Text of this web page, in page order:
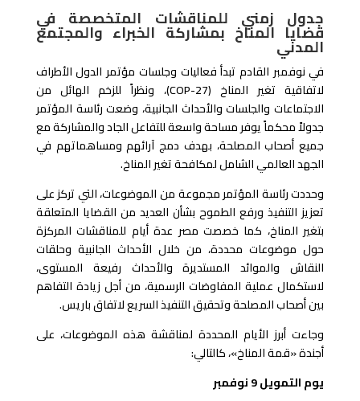
جدول زمني للمناقشات المتخصصة في
قضايا المناخ بمشاركة الخبراء والمجتمع
المدني
في نوفمبر القادم تبدأ فعاليات وجلسات مؤتمر الدول الأطراف
لاتفاقية تغير المناخ (COP-27)، ونظراً للزخم الهائل من
الاجتماعات والجلسات والأحداث الجانبية، وضعت رئاسة المؤتمر
جدولاً محكماً يوفر مساحة واسعة للتفاعل الجاد والمشاركة مع
جميع أصحاب المصلحة، بهدف دمج آرائهم ومساهماتهم في
الجهد العالمي الشامل لمكافحة تغير المناخ.
وحددت رئاسة المؤتمر مجموعة من الموضوعات، التي تركز على
تعزيز التنفيذ ورفع الطموح بشأن العديد من القضايا المتعلقة
بتغير المناخ، كما خصصت مصر عدة أيام للمناقشات المركزة
حول موضوعات محددة، من خلال الأحداث الجانبية وحلقات
النقاش والموائد المستديرة والأحداث رفيعة المستوى،
لاستكمال عملية المفاوضات الرسمية، من أجل زيادة التفاهم
بين أصحاب المصلحة وتحقيق التنفيذ السريع لاتفاق باريس.
وجاءت أبرز الأيام المحددة لمناقشة هذه الموضوعات، على
أجندة «قمة المناخ»، كالتالي:
يوم التمويل 9 نوفمبر